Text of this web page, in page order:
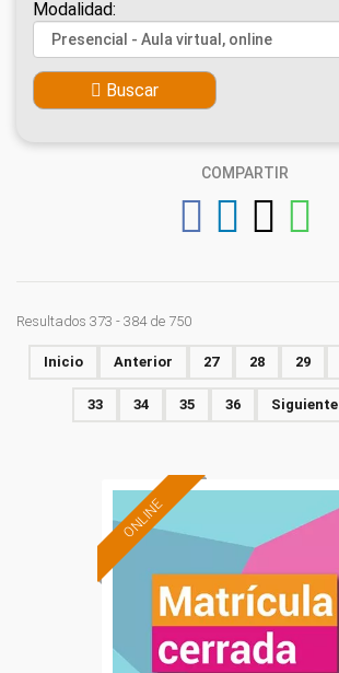
Modalidad:
Buscar
COMPARTIR
Resultados 373 - 384 de 750
Inicio Anterior 27 28 29
33 34 35 36 Siguiente
ONLINE